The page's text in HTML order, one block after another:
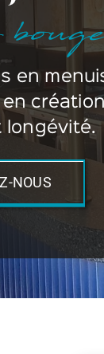
en
longévité.
NOUS